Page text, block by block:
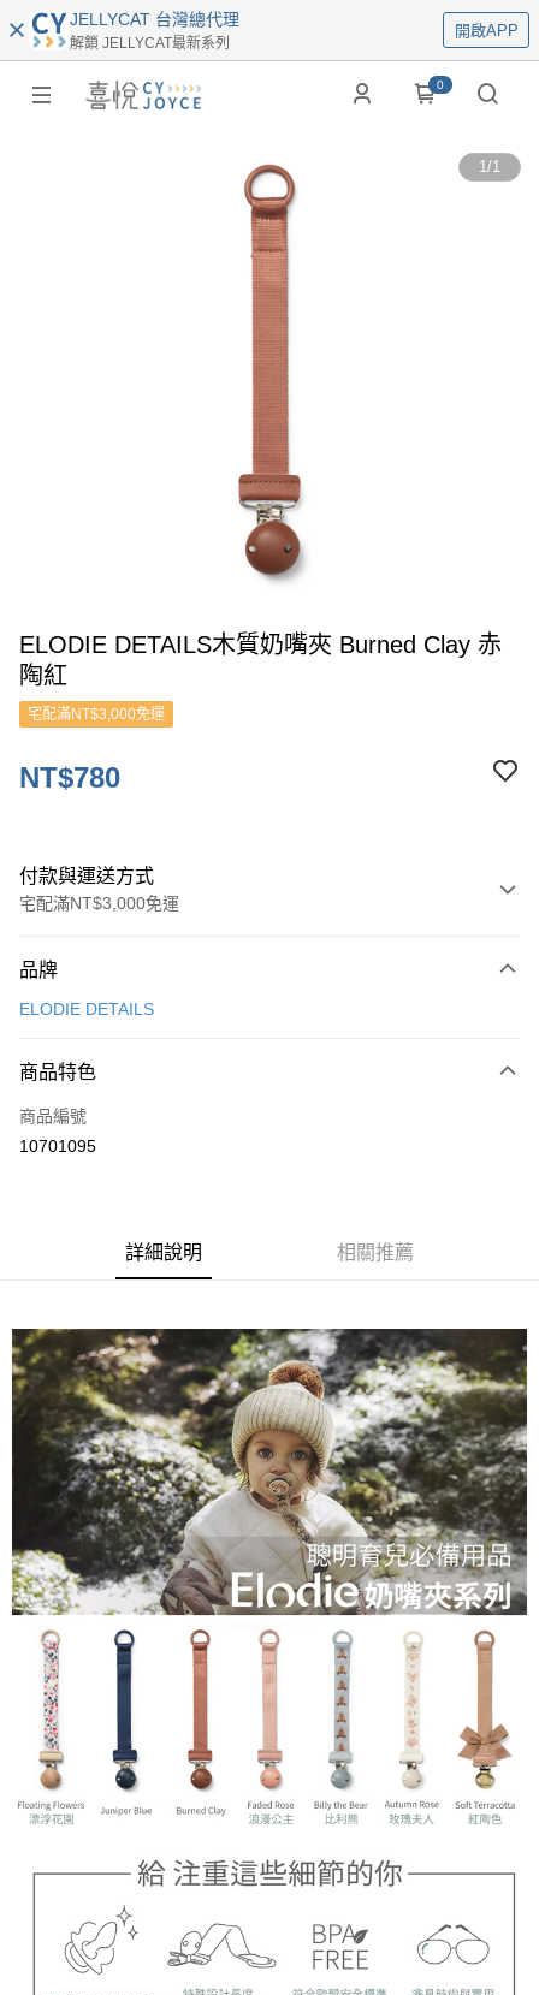
JELLYCAT 台灣總代理
解鎖 JELLYCAT最新系列
開啟APP
0
1/1
ELODIE DETAILS木質奶嘴夾 Burned Clay 赤
陶紅
宅配滿NT$3,000免運
NT$780
付款與運送方式
宅配滿NT$3,000免運
信用卡一次付款
運送方式
付款後全家取貨
宅配 (離島)
每筆NT$280
品牌
ELODIE DETAILS
商品特色
商品編號
10701095
詳細說明 相關推薦